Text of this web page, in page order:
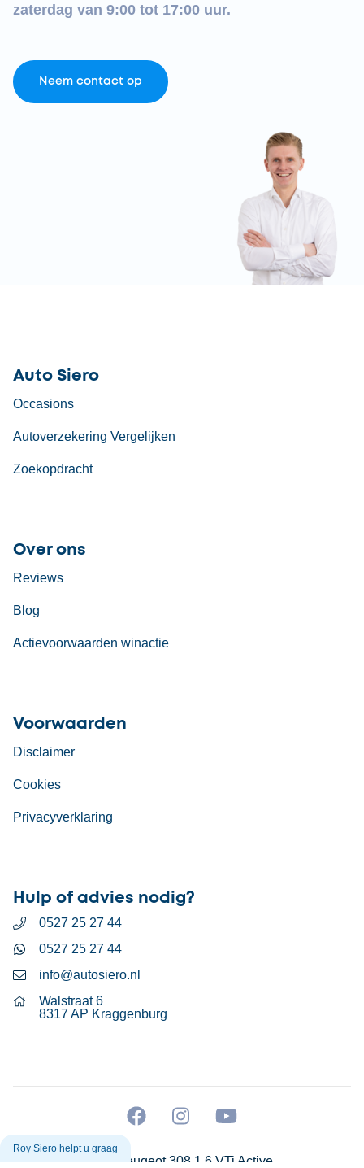
Roy Siero helpt u graag
zaterdag van 9:00 tot 17:00 uur.
Neem contact op
Auto Siero
Occasions
Autoverzekering Vergelijken
Zoekopdracht
Over ons
Reviews
Blog
Actievoorwaarden winactie
Voorwaarden
Disclaimer
Cookies
Privacyverklaring
Hulp of advies nodig?
0527 25 27 44
0527 25 27 44
info@autosiero.nl
Walstraat 6
8317 AP Kraggenburg
Peugeot 308 1.6 VTi Active